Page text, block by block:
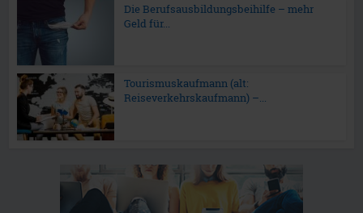
Die Berufsausbildungsbeihilfe – mehr
Geld für...
Tourismuskaufmann (alt:
Reiseverkehrskaufmann) –...